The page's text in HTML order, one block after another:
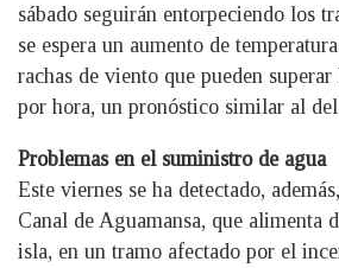
sábado seguirán entorpeciendo los
se espera un aumento de
rachas de viento que pueden
por hora, un pronóstico similar al
Problemas en el suministro de agua
Este viernes se ha detectado,
Canal de Aguamansa, que alimenta
isla, en un tramo afectado por el